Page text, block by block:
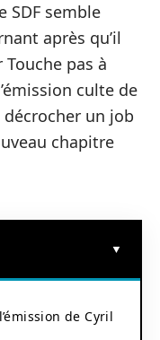
SDF semble
après qu’il
pas à
culte de
un job
chapitre
de Cyril